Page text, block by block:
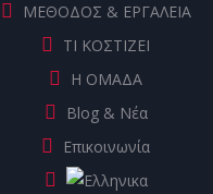
ΜΕΘΟΔΟΣ & ΕΡΓΑΛΕΙΑ
ΤΙ ΚΟΣΤΙΖΕΙ
Η ΟΜΑΔΑ
Blog & Νέα
Επικοινωνία